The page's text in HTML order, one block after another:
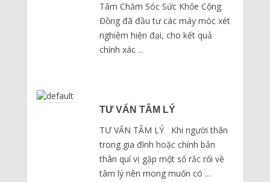
Tâm Chăm Sóc Sức Khỏe Cộng
Đồng đã đầu tư các máy móc xét
nghiệm hiện đại, cho kết quả
chính xác ...
TƯ VẤN TÂM LÝ
TƯ VẤN TÂM LÝ Khi người thân
trong gia đình hoặc chính bản
thân quí vị gặp một số rắc rối về
tâm lý nên mong muốn có ...